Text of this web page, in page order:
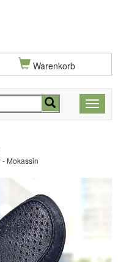
Warenkorb
Toggle
Mokassin